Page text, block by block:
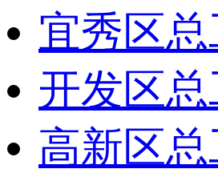
宜秀区
开发区
高新区